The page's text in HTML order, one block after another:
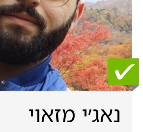
נאג׳י מזאוי